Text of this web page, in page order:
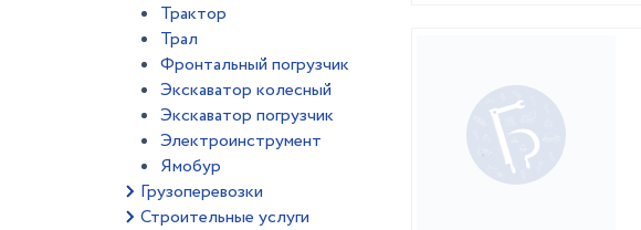
Трактор
Трал
Фронтальный погрузчик
Экскаватор колесный
Экскаватор погрузчик
Электроинструмент
Ямобур
Грузоперевозки
Строительные услуги